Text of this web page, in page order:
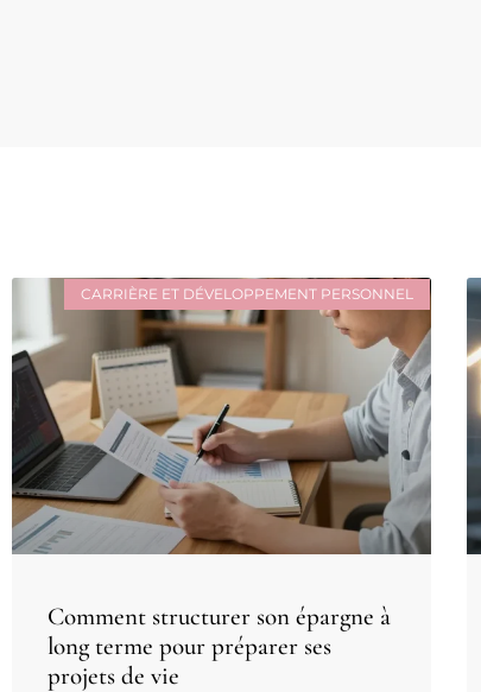
CARRIÈRE ET DÉVELOPPEMENT PERSONNEL
Comment structurer son épargne à
long terme pour préparer ses
projets de vie